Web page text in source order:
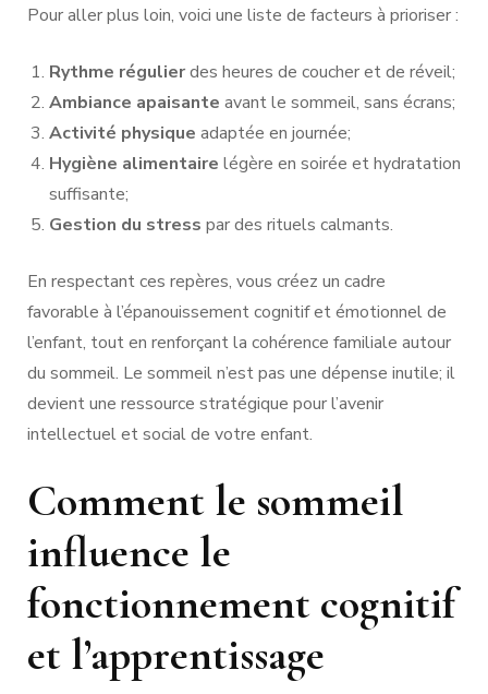
Pour aller plus loin, voici une liste de facteurs à prioriser :
Rythme régulierdes heures de coucher et de réveil;
Ambiance apaisante avant le sommeil, sans écrans;
Activité physique adaptée en journée;
Hygiène alimentaire légère en soirée et hydratation
suffisante;
Gestion du stress par des rituels calmants.
En respectant ces repères, vous créez un cadre
favorable à l’épanouissement cognitif et émotionnel de
l’enfant, tout en renforçant la cohérence familiale autour
du sommeil. Le sommeil n’est pas une dépense inutile; il
devient une ressource stratégique pour l’avenir
intellectuel et social de votre enfant.
Comment le sommeil
influence le
fonctionnement cognitif
et l’apprentissage